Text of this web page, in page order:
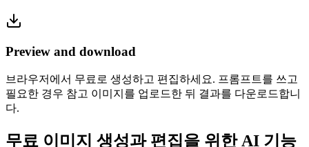
Preview and download
브라우저에서 무료로 생성하고 편집하세요. 프롬프트를 쓰고
필요한 경우 참고 이미지를 업로드한 뒤 결과를 다운로드합니
다.
무료 이미지 생성과 편집을 위한 AI 기능